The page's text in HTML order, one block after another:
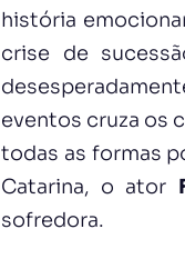
história
crise de
eventos cruza os
todas as formas
Catarina, o ator
sofredora.